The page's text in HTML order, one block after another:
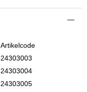
Artikelcode
24303003
24303004
24303005